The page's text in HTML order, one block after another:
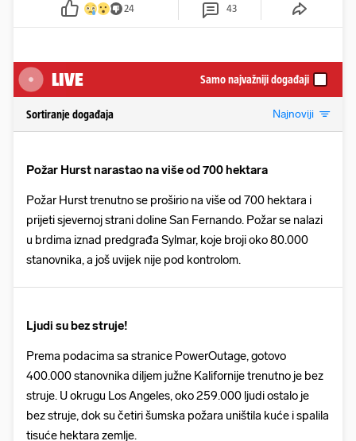
24 43
LIVE Samo najvažniji događaji
Sortiranje događaja Najnoviji
Požar Hurst narastao na više od 700 hektara
Požar Hurst trenutno se proširio na više od 700 hektara i
prijeti sjevernoj strani doline San Fernando. Požar se nalazi
u brdima iznad predgrađa Sylmar, koje broji oko 80.000
stanovnika, a još uvijek nije pod kontrolom.
Ljudi su bez struje!
Prema podacima sa stranice PowerOutage, gotovo
400.000 stanovnika diljem južne Kalifornije trenutno je bez
struje. U okrugu Los Angeles, oko 259.000 ljudi ostalo je
bez struje, dok su četiri šumska požara uništila kuće i spalila
tisuće hektara zemlje.